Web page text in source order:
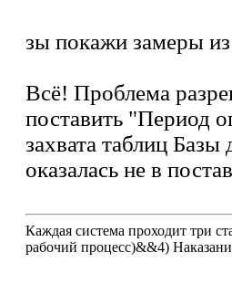
зы покажи замеры
Всё! Проблема
поставить "Период
захвата таблиц
оказалась не в
Каждая система проходит три
рабочий процесс)&&4)